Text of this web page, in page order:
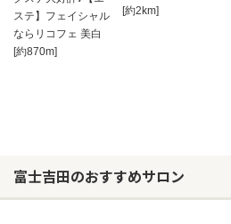
ステ】フェイシャル
ならリコフェ 美白
[約870m]
[約2km]
富士吉田のおすすめサロン